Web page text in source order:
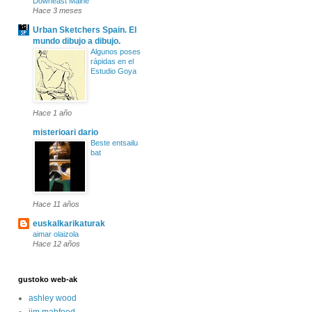
Hace 3 meses
Urban Sketchers Spain. El
mundo dibujo a dibujo.
Algunos poses
rápidas en el
Estudio Goya
Hace 1 año
misterioari dario
Beste entsailu
bat
Hace 11 años
euskalkarikaturak
aimar olaizola
Hace 12 años
gustoko web-ak
ashley wood